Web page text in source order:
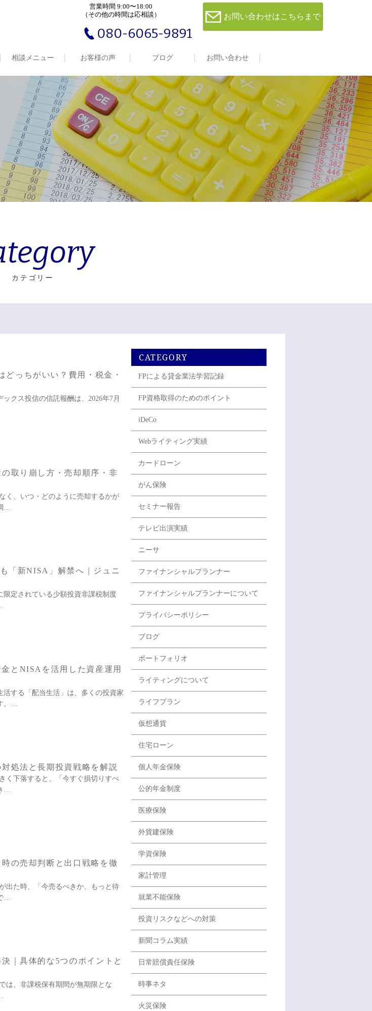
営業時間 9:00〜18:00
（その他の時間は応相談）
080-6065-9891
お問い合わせはこちらまで
相談メニュー お客様の声 ブログ お問い合わせ
カテゴリー
どっちがいい？費用・税金・
クス投信の信託報酬は、2026年7月
取り崩し方・売却順序・非
く、いつ・どのように売却するかが
…
「新NISA」解禁へ｜ジュニ
限定されている少額投資非課税制度
とNISAを活用した資産運用
する「配当生活」は、多くの投資家
。…
処法と長期投資戦略を解説
く下落すると、「今すぐ損切りすべ
…
の売却判断と出口戦略を徹
出た時、「今売るべきか、もっと待
…
｜具体的な5つのポイントと
は、非課税保有期間が無期限とな
CATEGORY
FPによる貸金業法学習記録
FP資格取得のためのポイント
iDeCo
Webライティング実績
カードローン
がん保険
セミナー報告
テレビ出演実績
ニーサ
ファイナンシャルプランナー
ファイナンシャルプランナーについて
プライバシーポリシー
ブログ
ポートフォリオ
ライティングについて
ライフプラン
仮想通貨
住宅ローン
個人年金保険
公的年金制度
医療保険
外貨建保険
学資保険
家計管理
就業不能保険
投資リスクなどへの対策
新聞コラム実績
日常賠償責任保険
時事ネタ
火災保険